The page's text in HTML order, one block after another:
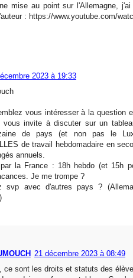
mise au point sur l'Allemagne,
: https://www.youtube.com/
2023 à 19:33
vous intéresser à la question
vous invite à discuter sur un
de pays (et non pas le
de travail hebdomadaire en
annuels.
la France : 18h hebdo (et 15h
Je me trompe ?
svp avec d'autres pays ?
21 décembre 2023 à 08:49
ce sont les droits et statuts des